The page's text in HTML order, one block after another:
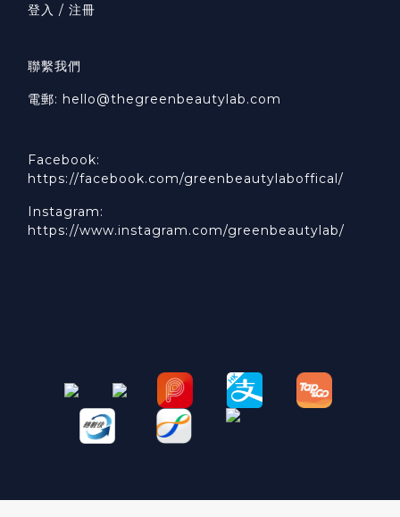
登入 / 注冊
聯繫我們
電郵: hello@thegreenbeautylab.com
Facebook:
https://facebook.com/greenbeautylaboffical/
Instagram:
https://www.instagram.com/greenbeautylab/